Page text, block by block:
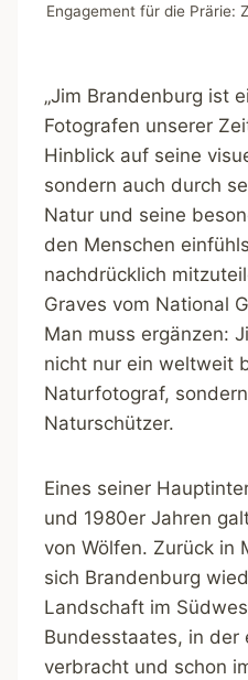
Engagement für die Prärie:
„Jim Brandenburg ist
Fotografen unserer
Hinblick auf seine
sondern auch durch
Natur und seine
den Menschen
nachdrücklich
Graves vom National
Man muss ergänzen:
nicht nur ein weltweit
Naturfotograf,
Naturschützer.
Eines seiner
und 1980er Jahren
von Wölfen. Zurück in
sich Brandenburg
Landschaft im
Bundesstaates, in der
verbracht und schon